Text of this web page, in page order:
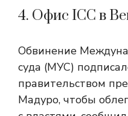
4. Офис ICC в
Обвинение
суда (МУС)
правительством
Мадуро, чтобы